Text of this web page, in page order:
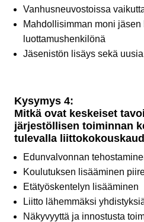
Vanhusneuvostoissa
Mahdollisimman moni
luottamushenkilönä
Jäsenistön lisäys sekä
Kysymys 4:
Mitkä ovat keskeiset
järjestöllisen toiminnan
tulevalla
Edunvalvonnan
Koulutuksen lisääminen
Etätyöskentelyn lisääminen
Liitto lähemmäksi
Näkyvyyttä ja innostusta